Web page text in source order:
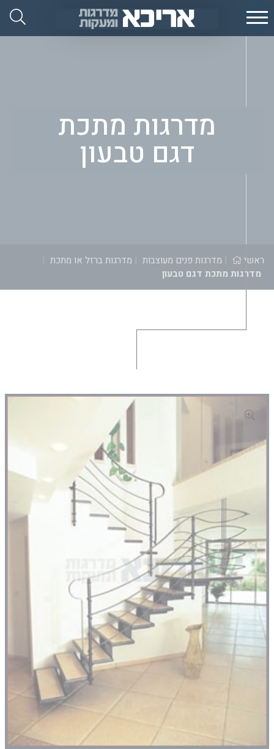
Skip
to
content
אריכא
מדרגות מתכת
דגם טבעון
ראשי מדרגות פנים מעוצבות מדרגות ברזל או מתכת
מדרגות מתכת דגם טבעון